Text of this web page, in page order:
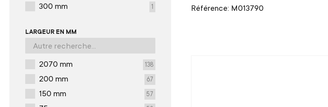
300 mm 1
LARGEUR EN MM
2070 mm 138
200 mm 67
150 mm 57
Référence: M013790